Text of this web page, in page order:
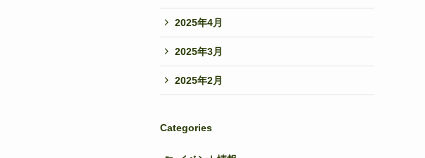
2025年4月
2025年3月
2025年2月
Categories